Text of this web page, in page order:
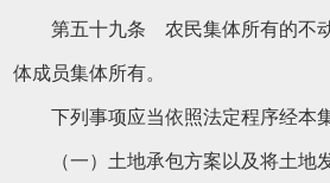
第五十九条 农民集体所有的不动
体成员集体所有。
下列事项应当依照法定程序经本集
（一）土地承包方案以及将土地